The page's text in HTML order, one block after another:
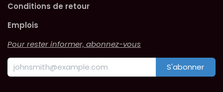
Conditions de retour
Emplois
Pour rester informer, abonnez-vous
S'abonner